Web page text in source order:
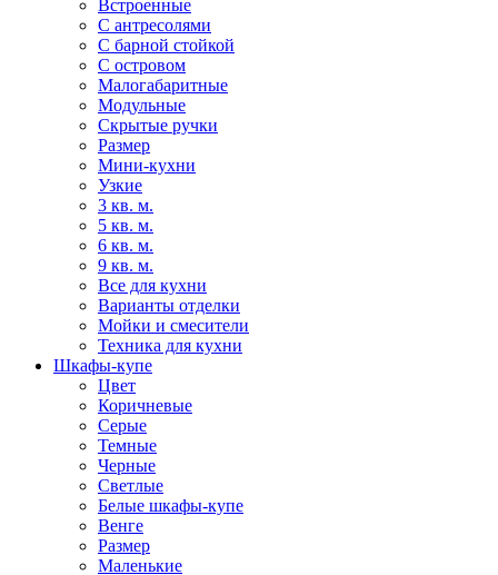
Встроенные
С антресолями
С барной стойкой
С островом
Малогабаритные
Модульные
Скрытые ручки
Размер
Мини-кухни
Узкие
3 кв. м.
5 кв. м.
6 кв. м.
9 кв. м.
Все для кухни
Варианты отделки
Мойки и смесители
Техника для кухни
Шкафы-купе
Цвет
Коричневые
Серые
Темные
Черные
Светлые
Белые шкафы-купе
Венге
Размер
Маленькие